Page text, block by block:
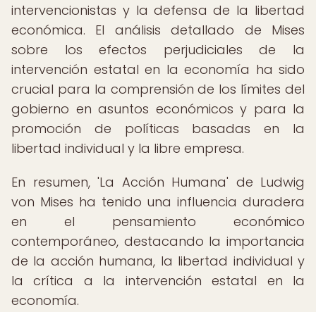
intervencionistas y la defensa de la libertad
económica. El análisis detallado de Mises
sobre los efectos perjudiciales de la
intervención estatal en la economía ha sido
crucial para la comprensión de los límites del
gobierno en asuntos económicos y para la
promoción de políticas basadas en la
libertad individual y la libre empresa.
En resumen, 'La Acción Humana' de Ludwig
von Mises ha tenido una influencia duradera
en el pensamiento económico
contemporáneo, destacando la importancia
de la acción humana, la libertad individual y
la crítica a la intervención estatal en la
economía.